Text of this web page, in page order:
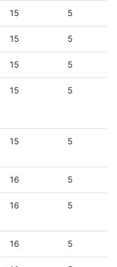
15 5
15 5
15 5
15 5
15 5
16 5
16 5
16 5